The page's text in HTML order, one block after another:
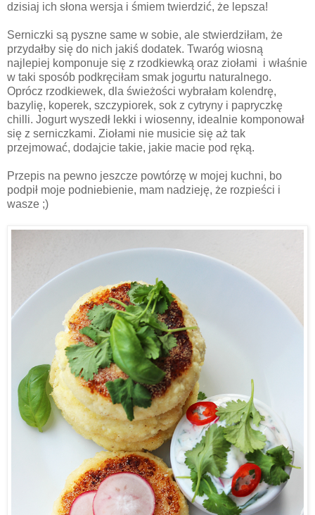
dzisiaj ich słona wersja i śmiem twierdzić, że lepsza!
Serniczki są pyszne same w sobie, ale stwierdziłam, że
przydałby się do nich jakiś dodatek. Twaróg wiosną
najlepiej komponuje się z rzodkiewką oraz ziołami i właśnie
w taki sposób podkręciłam smak jogurtu naturalnego.
Oprócz rzodkiewek, dla świeżości wybrałam kolendrę,
bazylię, koperek, szczypiorek, sok z cytryny i papryczkę
chilli. Jogurt wyszedł lekki i wiosenny, idealnie komponował
się z serniczkami. Ziołami nie musicie się aż tak
przejmować, dodajcie takie, jakie macie pod ręką.
Przepis na pewno jeszcze powtórzę w mojej kuchni, bo
podpił moje podniebienie, mam nadzieję, że rozpieści i
wasze ;)